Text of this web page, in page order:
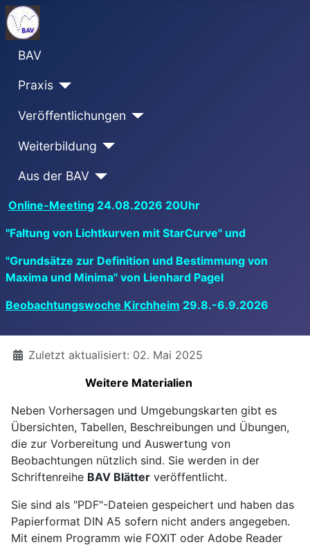
BAV
Praxis
Veröffentlichungen
Weiterbildung
Aus der BAV
Online-Meeting 24.08.2026 20Uhr
"Faltung von Lichtkurven mit StarCurve" und
"Grundsätze zur Definition und Bestimmung von
Maxima und Minima" von Lienhard Pagel
Beobachtungswoche Kirchheim 29.8.-6.9.2026
DetailsZuletzt aktualisiert: 02. Mai 2025
Weitere Materialien
Neben Vorhersagen und Umgebungskarten gibt es
Übersichten, Tabellen, Beschreibungen und Übungen,
die zur Vorbereitung und Auswertung von
Beobachtungen nützlich sind. Sie werden in der
Schriftenreihe BAV Blätter veröffentlicht.
Sie sind als "PDF"-Dateien gespeichert und haben das
Papierformat DIN A5 sofern nicht anders angegeben.
Mit einem Programm wie FOXIT oder Adobe Reader